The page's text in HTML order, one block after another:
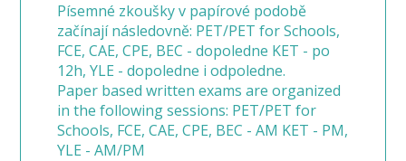
Písemné zkoušky v papírové podobě
začínají následovně: PET/PET for Schools,
FCE, CAE, CPE, BEC - dopoledne KET - po
12h, YLE - dopoledne i odpoledne.
Paper based written exams are organized
in the following sessions: PET/PET for
Schools, FCE, CAE, CPE, BEC - AM KET - PM,
YLE - AM/PM